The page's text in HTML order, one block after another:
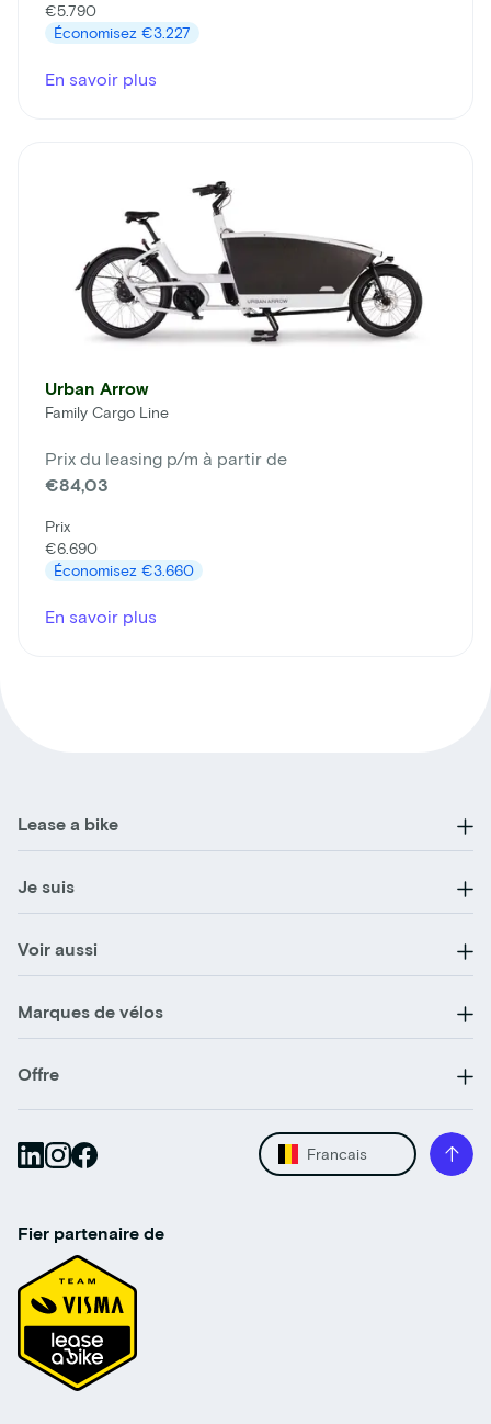
€5.790
Économisez €3.227
En savoir plus
Urban Arrow
Family Cargo Line
Prix du leasing p/m à partir de
€84,03
Prix
€6.690
Économisez €3.660
En savoir plus
Lease a bike
Je suis
Voir aussi
Marques de vélos
Offre
Francais
Fier partenaire de